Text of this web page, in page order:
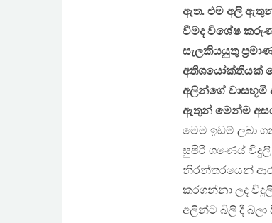
ඇත. එම අලි
වීමද විශේෂ
සැලකියයුතු
අතිශයෝක්තියක්
අලින්ගේ වාසභූමි
ඇතුන් මෙන්ම
මෙම ඉඩම් ලබා
සුපිරි ගණෙය්
නිරන්තරයෙන්
කරගන්නා ලද
අලින්ට බිලි දී